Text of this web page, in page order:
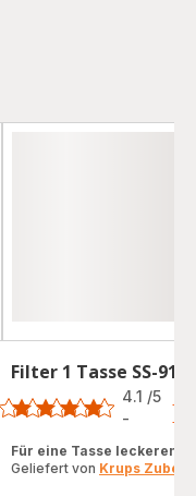
Filter 1 Tasse SS-
Bewertung
4.1 /5
-
Für eine Tasse leckeren
Geliefert von Krups